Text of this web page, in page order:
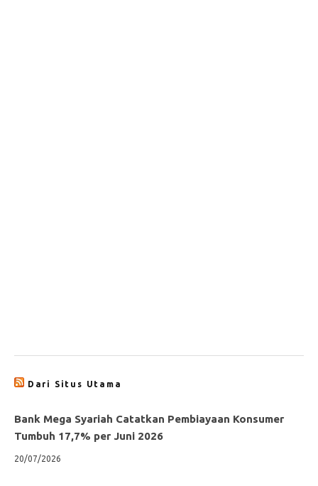
Dari Situs Utama
Bank Mega Syariah Catatkan Pembiayaan Konsumer
Tumbuh 17,7% per Juni 2026
20/07/2026